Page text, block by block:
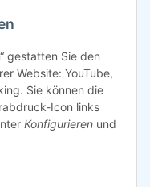
gestatten Sie den
Website: YouTube,
Sie können die
Icon links
Konfigurieren und